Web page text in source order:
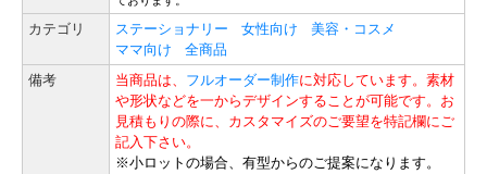
カテゴリ ステーショナリー 女性向け
美容・コスメ
ママ向け
全商品
備考
当商品は、 フルオーダー制作に対応しています。素材
や形状などを一からデザインすることが可能です。お
見積もりの際に、カスタマイズのご要望を特記欄にご
記入下さい。
※小ロットの場合、有型からのご提案になります。